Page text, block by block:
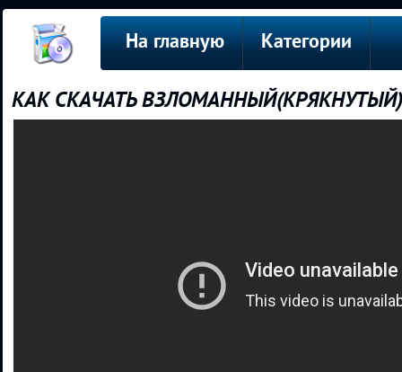
На главную Категории
КАК СКАЧАТЬ